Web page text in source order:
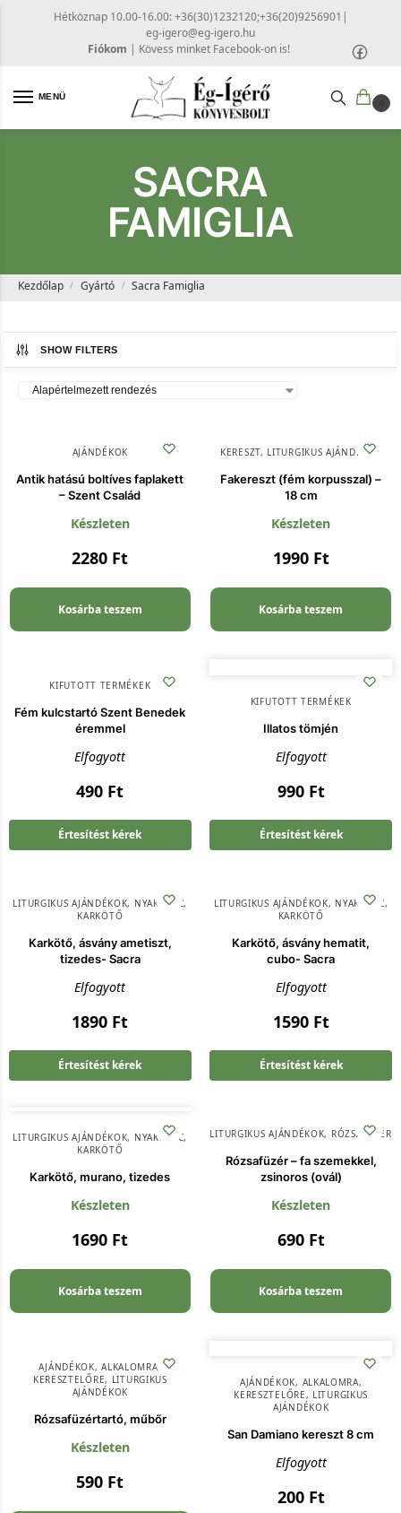
Hétköznap 10.00-16.00: +36(30)1232120;+36(20)9256901 |
eg-igero@eg-igero.hu
Fiókom | Kövess minket Facebook-on is!
MENÜ
0
SACRA
FAMIGLIA
Kezdőlap / Gyártó / Sacra Famiglia
SHOW FILTERS
AJÁNDÉKOK
Antik hatású boltíves faplakett
– Szent Család
Készleten
2280 Ft
Kosárba teszem
KERESZT, LITURGIKUS AJÁNDÉKOK
Fakereszt (fém korpusszal) –
18 cm
Készleten
1990 Ft
Kosárba teszem
KIFUTOTT TERMÉKEK
Fém kulcstartó Szent Benedek
éremmel
Elfogyott
490 Ft
Értesítést kérek
KIFUTOTT TERMÉKEK
Illatos tömjén
Elfogyott
990 Ft
Értesítést kérek
LITURGIKUS AJÁNDÉKOK, NYAKLÁNC,
KARKÖTŐ
Karkötő, ásvány ametiszt,
tizedes- Sacra
Elfogyott
1890 Ft
Értesítést kérek
LITURGIKUS AJÁNDÉKOK, NYAKLÁNC,
KARKÖTŐ
Karkötő, ásvány hematit,
cubo- Sacra
Elfogyott
1590 Ft
Értesítést kérek
LITURGIKUS AJÁNDÉKOK, NYAKLÁNC,
KARKÖTŐ
Karkötő, murano, tizedes
Készleten
1690 Ft
Kosárba teszem
LITURGIKUS AJÁNDÉKOK, RÓZSAFÜZÉR
Rózsafüzér – fa szemekkel,
zsinoros (ovál)
Készleten
690 Ft
Kosárba teszem
AJÁNDÉKOK,ALKALOMRA
KERESZTELŐRE, LITURGIKUS
AJÁNDÉKOK
Rózsafüzértartó, műbőr
Készleten
590 Ft
AJÁNDÉKOK, ALKALOMRA,
KERESZTELŐRE, LITURGIKUS
AJÁNDÉKOK
San Damiano kereszt 8 cm
Elfogyott
200 Ft